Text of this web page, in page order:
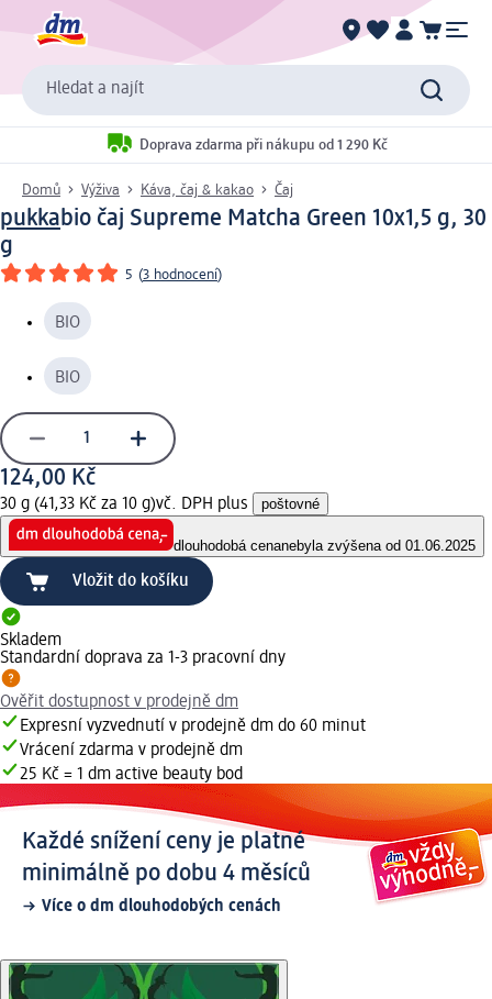
Hledat a najít
Doprava zdarma při nákupu od 1 290 Kč
Domů Výživa Káva, čaj & kakao Čaj
pukkabio čaj Supreme Matcha Green 10x1,5 g, 30
g
5 (3 hodnocení)
BIO
BIO
124,00 Kč
30 g (41,33 Kč za 10 g)vč. DPH plus poštovné
dlouhodobá cenanebyla zvýšena od 01.06.2025
Vložit do košíku
Skladem
Standardní doprava za 1-3 pracovní dny
Ověřit dostupnost v prodejně dm
Expresní vyzvednutí v prodejně dm do 60 minut
Vrácení zdarma v prodejně dm
25 Kč = 1 dm active beauty bod
Každé snížení ceny je platné
minimálně po dobu 4 měsíců
Více o dm dlouhodobých cenách